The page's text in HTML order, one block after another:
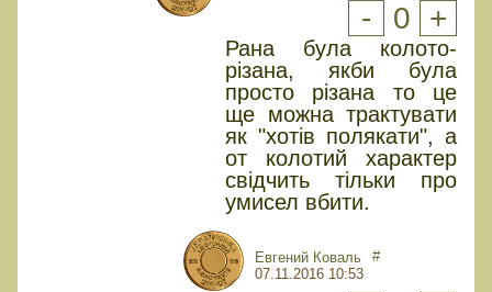
- 0 +
Рана була колото-
різана, якби була
просто різана то це
ще можна трактувати
як "хотів полякати", а
от колотий характер
свідчить тільки про
умисел вбити.
Евгений Коваль
07.11.2016 10:53
#